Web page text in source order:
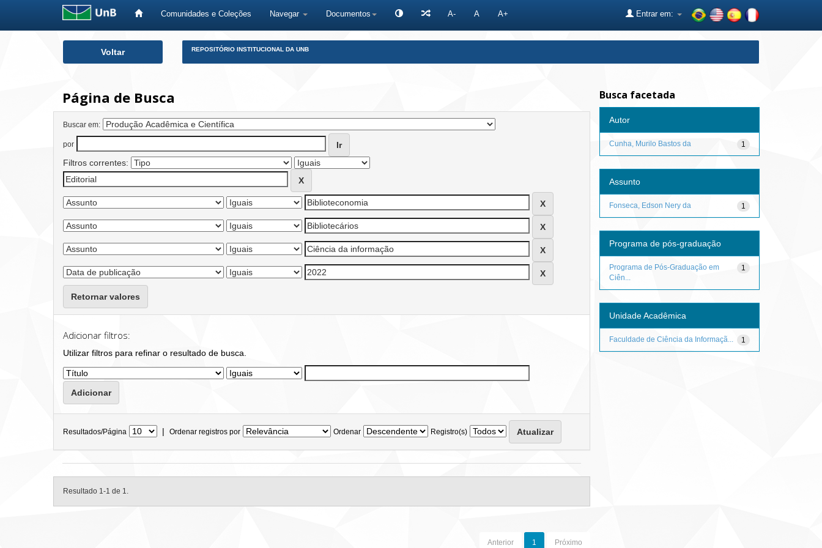
Comunidades e Coleções Navegar Documentos A- A A+ Entrar em:
Voltar REPOSITÓRIO INSTITUCIONAL DA UNB
Página de Busca
Buscar em:
por
Filtros correntes:
Retornar valores
Adicionar filtros:
Utilizar filtros para refinar o resultado de busca.
Resultados/Página | Ordenar registros por Ordenar Registro(s)
Resultado 1-1 de 1.
Anterior 1 Próximo
Busca facetada
Autor
1
Cunha, Murilo Bastos da
Assunto
1
Fonseca, Edson Nery da
Programa de pós-graduação
1
Programa de Pós-Graduação em
Ciên...
Unidade Acadêmica
1
Faculdade de Ciência da Informaçã...